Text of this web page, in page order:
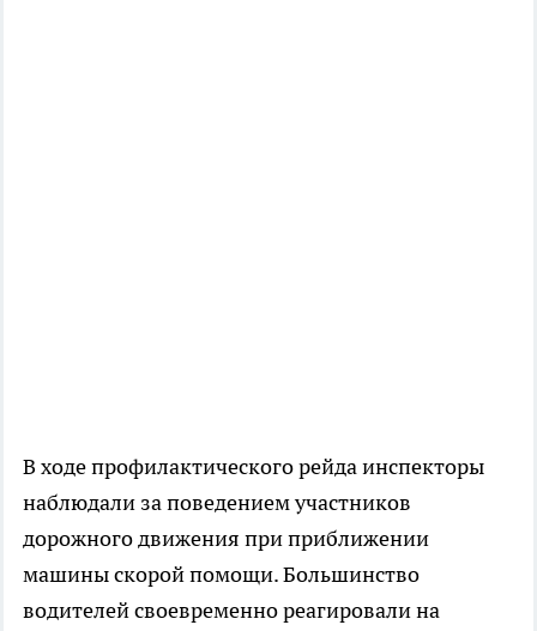
В ходе профилактического рейда инспекторы
наблюдали за поведением участников
дорожного движения при приближении
машины скорой помощи. Большинство
водителей своевременно реагировали на